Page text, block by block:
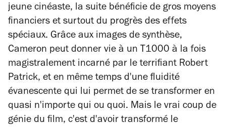
jeune cinéaste, la suite bénéficie de gros moyens
financiers et surtout du progrès des effets
spéciaux. Grâce aux images de synthèse,
Cameron peut donner vie à un T1000 à la fois
magistralement incarné par le terrifiant Robert
Patrick, et en même temps d'une fluidité
évanescente qui lui permet de se transformer en
quasi n'importe qui ou quoi. Mais le vrai coup de
génie du film, c'est d'avoir transformé le